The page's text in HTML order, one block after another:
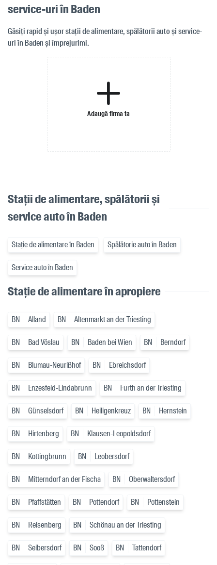
service-uri în Baden
Găsiți rapid și ușor stații de alimentare, spălătorii auto și service-
uri în Baden și împrejurimi.
Adaugă firma ta
Stații de alimentare, spălătorii și
service auto în Baden
Stație de alimentare în Baden Spălătorie auto în Baden
Service auto în Baden
Stație de alimentare în apropiere
BN Alland BN Altenmarkt an der Triesting
BN Bad Vöslau BN Baden bei Wien BN Berndorf
BN Blumau-Neurißhof BN Ebreichsdorf
BN Enzesfeld-Lindabrunn BN Furth an der Triesting
BN Günselsdorf BN Heiligenkreuz BN Hernstein
BN Hirtenberg BN Klausen-Leopoldsdorf
BN Kottingbrunn BN Leobersdorf
BN Mitterndorf an der Fischa BN Oberwaltersdorf
BN Pfaffstätten BN Pottendorf BN Pottenstein
BN Reisenberg BN Schönau an der Triesting
BN Seibersdorf BN Sooß BN Tattendorf